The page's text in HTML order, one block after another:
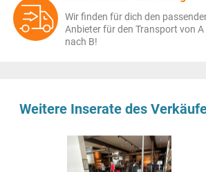
Wir finden für dich den
Anbieter für den Transport von A
nach B!
Weitere Inserate des